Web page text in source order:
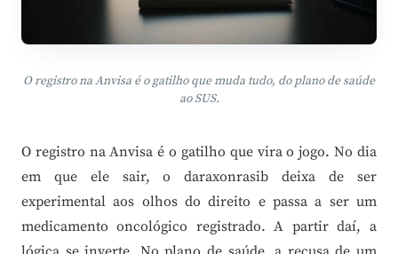
O registro na Anvisa é o gatilho que muda tudo, do plano de saúde
ao SUS.
O registro na Anvisa é o gatilho que vira o jogo. No dia
em que ele sair, o daraxonrasib deixa de ser
experimental aos olhos do direito e passa a ser um
medicamento oncológico registrado. A partir daí, a